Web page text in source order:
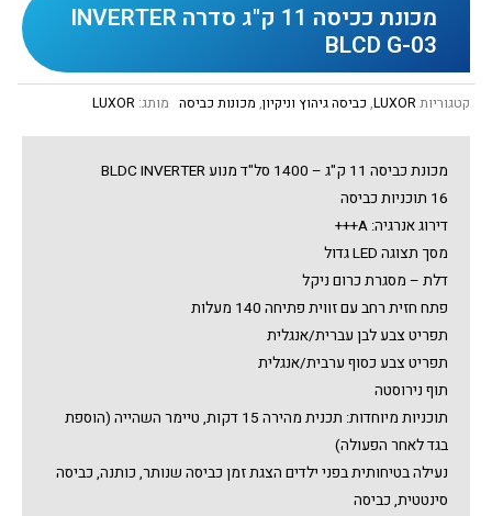
מכונת ככיסה 11 ק"ג סדרה INVERTER
BLCD G-03
קטגוריותLUXOR
, כביסה גיהוץ וניקיון, מכונות כביסה מותג: LUXOR
מכונת כביסה 11 ק"ג – 1400 סל"ד מנוע BLDC INVERTER
16 תוכניות כביסה
דירוג אנרגיה: A+++
מסך תצוגה LED גדול
דלת – מסגרת כרום ניקל
פתח חזית רחב עם זווית פתיחה 140 מעלות
תפריט צבע לבן עברית/אנגלית
תפריט צבע כסוף ערבית/אנגלית
תוף נירוסטה
תוכניות מיוחדות: תכנית מהירה 15 דקות, טיימר השהייה (הוספת
בגד לאחר הפעולה)
נעילה בטיחותית בפני ילדים הצגת זמן כביסה שנותר, כותנה, כביסה
סינטטית, כביסה